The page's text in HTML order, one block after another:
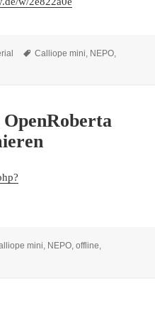
Schlagwörter
Calliope mini, NEPO,
mini, NEPO,offline,